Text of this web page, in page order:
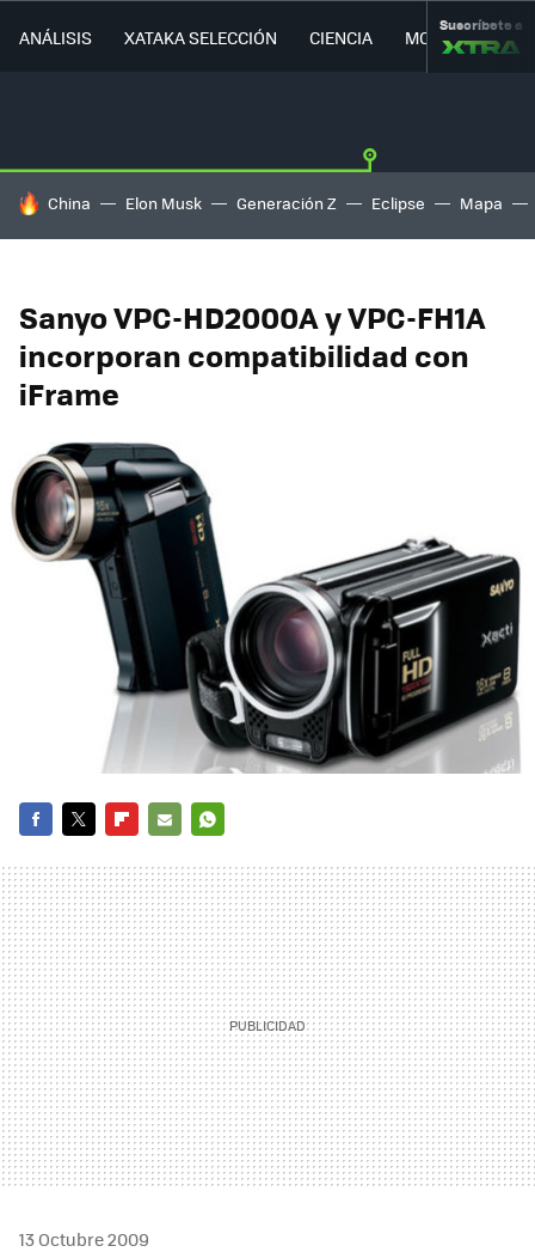
ANÁLISIS XATAKA SELECCIÓN CIENCIA MOVILIDAD
Suscríbete a
HOY SE HABLA DE
China Elon Musk Generación Z Eclipse Mapa
Sanyo VPC-HD2000A y VPC-FH1A
incorporan compatibilidad con
iFrame
MAIL
13 Octubre 2009